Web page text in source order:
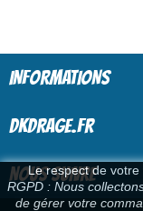
Le respect de
RGPD : Nous
de gérer votre
INFORMATIONS
DKDRAGE.FR
NOUS SUIVRE